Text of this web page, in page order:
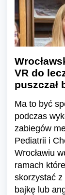
VR do
puszczał
Ma to być
podczas
zabiegów
Pediatrii i
Wrocławiu
ramach
skorzystać
bajkę lub